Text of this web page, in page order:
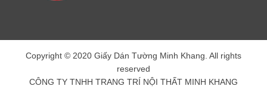
Copyright © 2020 Giấy Dán Tường Minh Khang. All rights
reserved
CÔNG TY TNHH TRANG TRÍ NỘI THẤT MINH KHANG